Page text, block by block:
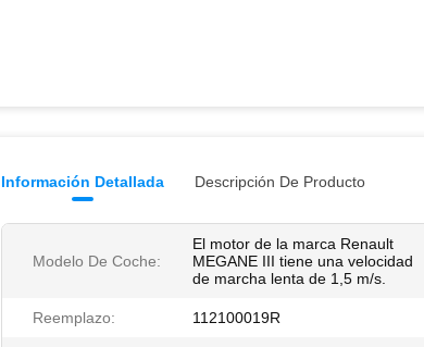
Información Detallada Descripción De Producto
Modelo De Coche:
El motor de la marca Renault
MEGANE III tiene una velocidad
de marcha lenta de 1,5 m/s.
Reemplazo: 112100019R